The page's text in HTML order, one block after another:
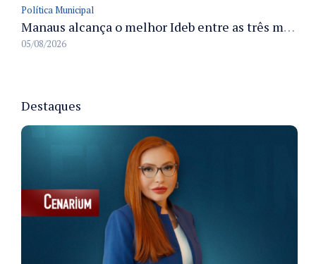
Política Municipal
Manaus alcança o melhor Ideb entre as três maiores redes municipais do país em 2025 com avanço na aprendizagem
05/08/2026
Destaques